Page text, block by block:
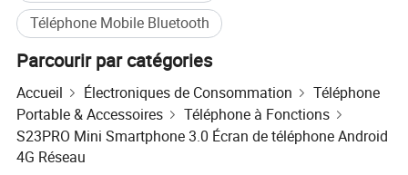
nous aimons le prix VIP si le client a l'agence d'expédition
familière, nous pouvons envoyer des marchandises à
l'adresse que vous avez fournie
Téléphone Mobile Bluetooth
Parcourir par catégories
Accueil Électroniques de Consommation
Téléphone
Portable & Accessoires
Téléphone à Fonctions
S23PRO Mini Smartphone 3.0 Écran de téléphone Android
4G Réseau